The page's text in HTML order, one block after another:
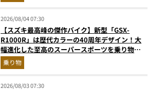
2026/08/04 07:30
【スズキ最高峰の傑作バイク】新型「GSX-
R1000R」は歴代カラーの40周年デザイン！大
幅進化した至高のスーパースポーツを乗り物ラ
イターが解説
乗り物
2026/08/03 07:30